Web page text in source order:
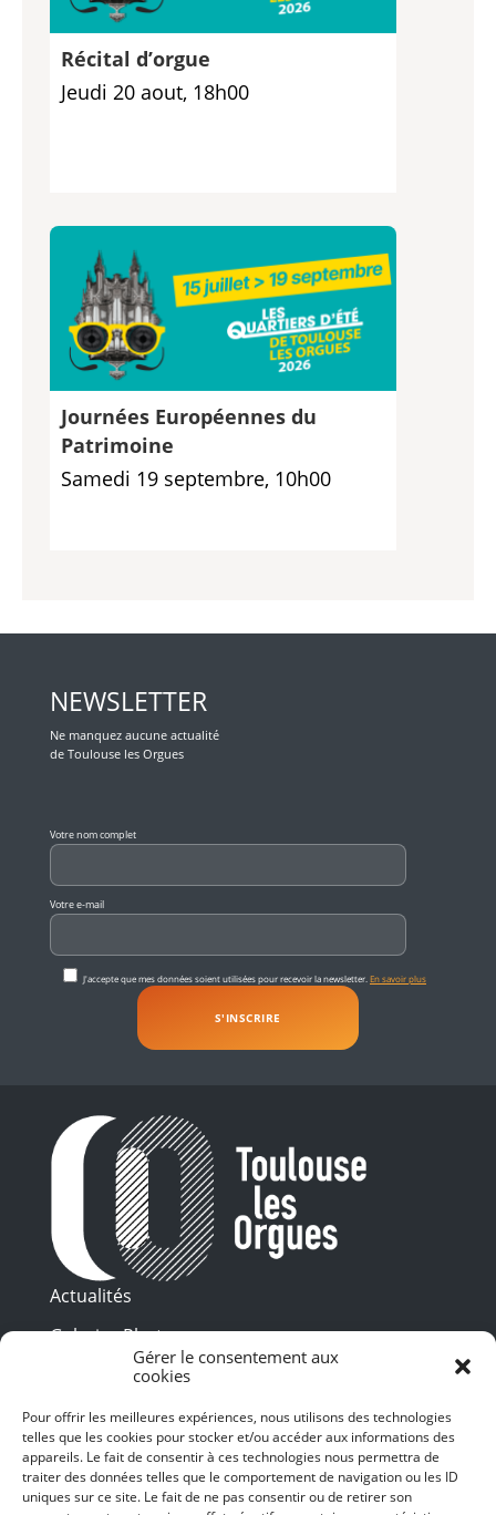
Gérer le consentement aux
cookies
Pour offrir les meilleures expériences, nous utilisons des technologies
telles que les cookies pour stocker et/ou accéder aux informations des
appareils. Le fait de consentir à ces technologies nous permettra de
traiter des données telles que le comportement de navigation ou les ID
uniques sur ce site. Le fait de ne pas consentir ou de retirer son
Récital d’orgue
Jeudi 20 aout, 18h00
Journées Européennes du
Patrimoine
Samedi 19 septembre, 10h00
NEWSLETTER
Ne manquez aucune actualité
de Toulouse les Orgues
Votre nom complet
Votre e-mail
J'accepte que mes données soient utilisées pour recevoir la newsletter. En savoir plus
Actualités
Galeries Photos
Vidéothèque
Presse
Programme PDF
Billetterie
Recrutement